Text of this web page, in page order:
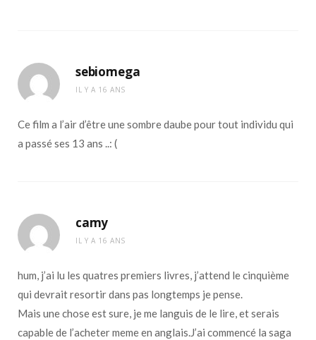
sebiomega
IL Y A 16 ANS
Ce film a l’air d’être une sombre daube pour tout individu qui
a passé ses 13 ans ..: (
camy
IL Y A 16 ANS
hum, j’ai lu les quatres premiers livres, j’attend le cinquième
qui devrait resortir dans pas longtemps je pense.
Mais une chose est sure, je me languis de le lire, et serais
capable de l’acheter meme en anglais.J’ai commencé la saga